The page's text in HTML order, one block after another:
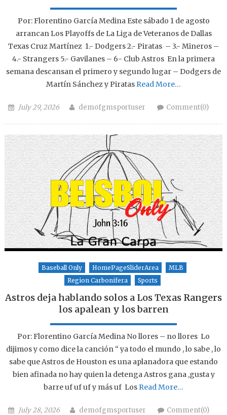
Por: Florentino García Medina Este sábado 1 de agosto
arrancan Los Playoffs de La Liga de Veteranos de Dallas
Texas Cruz Martínez 1.- Dodgers 2.- Piratas – 3.- Mineros –
4.- Strangers 5.- Gavilanes – 6- Club Astros En la primera
semana descansan el primero y segundo lugar – Dodgers de
Martín Sánchez y Piratas Read More…
Posted on
July 29, 2026 Author
demofgmsportuser Comment(0)
Baseball Only HomePageSliderArea
MLB
Region Carbonifera
Sports
Astros deja hablando solos a Los Texas Rangers
los apalean y los barren
Por: Florentino García Medina No llores – no llores Lo
dijimos y como dice la canción “ ya todo el mundo , lo sabe , lo
sabe que Astros de Houston es una aplanadora que estando
bien afinada no hay quien la detenga Astros gana ,gusta y
barre uf uf uf y más uf Los Read More…
Posted on
July 28, 2026 Author
demofgmsportuser Comment(0)